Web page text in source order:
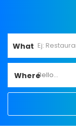
What
WhereBello...